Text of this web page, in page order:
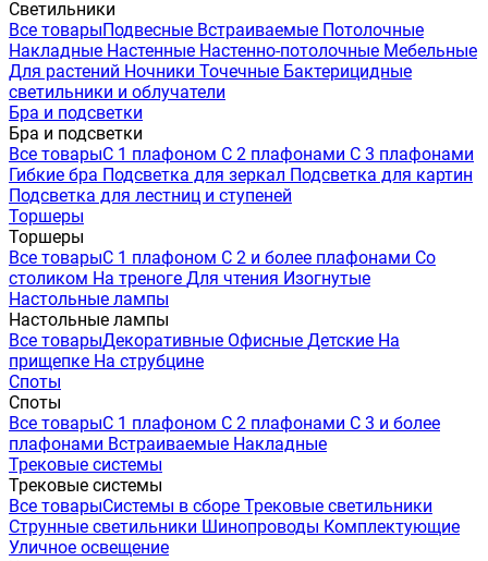
Светильники
Все товарыПодвесные Встраиваемые Потолочные
Накладные Настенные Настенно-потолочные Мебельные
Для растений Ночники Точечные Бактерицидные
светильники и облучатели
Бра и подсветки
Бра и подсветки
Все товарыС 1 плафоном С 2 плафонами С 3 плафонами
Гибкие бра Подсветка для зеркал Подсветка для картин
Подсветка для лестниц и ступеней
Торшеры
Торшеры
Все товарыС 1 плафоном С 2 и более плафонами Со
столиком На треноге Для чтения Изогнутые
Настольные лампы
Настольные лампы
Все товарыДекоративные Офисные Детские На
прищепке На струбцине
Споты
Споты
Все товарыС 1 плафоном С 2 плафонами С 3 и более
плафонами Встраиваемые Накладные
Трековые системы
Трековые системы
Все товарыСистемы в сборе Трековые светильники
Струнные светильники Шинопроводы Комплектующие
Уличное освещение